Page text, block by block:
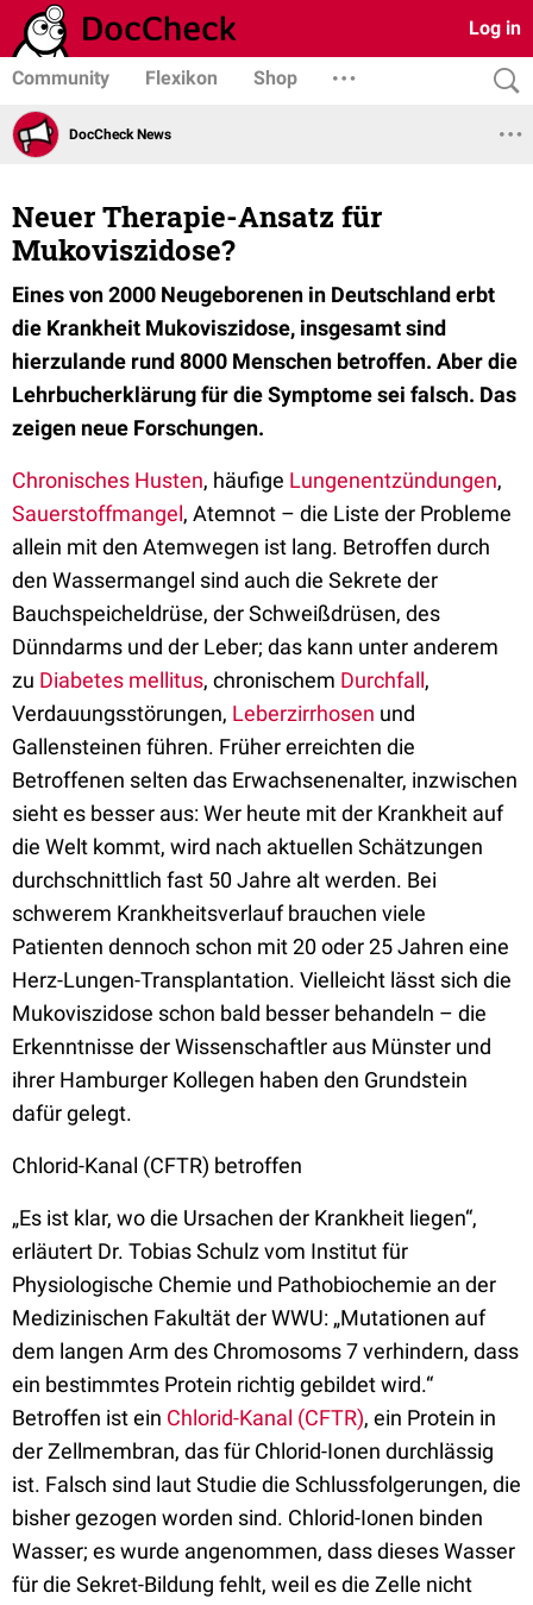
Log in
Community Flexikon Shop
DocCheck News
Neuer Therapie-Ansatz für
Mukoviszidose?
Eines von 2000 Neugeborenen in Deutschland erbt
die Krankheit Mukoviszidose, insgesamt sind
hierzulande rund 8000 Menschen betroffen. Aber die
Lehrbucherklärung für die Symptome sei falsch. Das
zeigen neue Forschungen.
Chronisches Husten, häufige Lungenentzündungen,
Sauerstoffmangel, Atemnot – die Liste der Probleme
allein mit den Atemwegen ist lang. Betroffen durch
den Wassermangel sind auch die Sekrete der
Bauchspeicheldrüse, der Schweißdrüsen, des
Dünndarms und der Leber; das kann unter anderem
zu Diabetes mellitus, chronischem Durchfall,
Verdauungsstörungen, Leberzirrhosen und
Gallensteinen führen. Früher erreichten die
Betroffenen selten das Erwachsenenalter, inzwischen
sieht es besser aus: Wer heute mit der Krankheit auf
die Welt kommt, wird nach aktuellen Schätzungen
durchschnittlich fast 50 Jahre alt werden. Bei
schwerem Krankheitsverlauf brauchen viele
Patienten dennoch schon mit 20 oder 25 Jahren eine
Herz-Lungen-Transplantation. Vielleicht lässt sich die
Mukoviszidose schon bald besser behandeln – die
Erkenntnisse der Wissenschaftler aus Münster und
ihrer Hamburger Kollegen haben den Grundstein
dafür gelegt.
Chlorid-Kanal (CFTR) betroffen
„Es ist klar, wo die Ursachen der Krankheit liegen“,
erläutert Dr. Tobias Schulz vom Institut für
Physiologische Chemie und Pathobiochemie an der
Medizinischen Fakultät der WWU: „Mutationen auf
dem langen Arm des Chromosoms 7 verhindern, dass
ein bestimmtes Protein richtig gebildet wird.“
Betroffen ist ein Chlorid-Kanal (CFTR), ein Protein in
der Zellmembran, das für Chlorid-Ionen durchlässig
ist. Falsch sind laut Studie die Schlussfolgerungen, die
bisher gezogen worden sind. Chlorid-Ionen binden
Wasser; es wurde angenommen, dass dieses Wasser
für die Sekret-Bildung fehlt, weil es die Zelle nicht